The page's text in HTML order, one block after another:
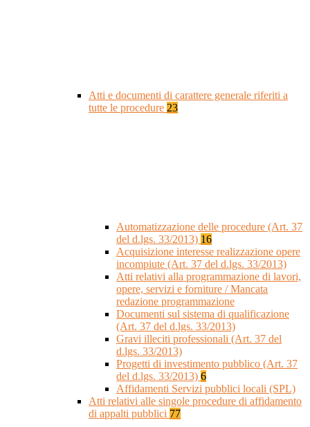
Atti e documenti di carattere generale riferiti a
tutte le procedure 23
Automatizzazione delle procedure (Art. 37
del d.lgs. 33/2013) 16
Acquisizione interesse realizzazione opere
incompiute (Art. 37 del d.lgs. 33/2013)
Atti relativi alla programmazione di lavori,
opere, servizi e forniture / Mancata
redazione programmazione
Documenti sul sistema di qualificazione
(Art. 37 del d.lgs. 33/2013)
Gravi illeciti professionali (Art. 37 del
d.lgs. 33/2013)
Progetti di investimento pubblico (Art. 37
del d.lgs. 33/2013) 6
Affidamenti Servizi pubblici locali (SPL)
Atti relativi alle singole procedure di affidamento
di appalti pubblici 77